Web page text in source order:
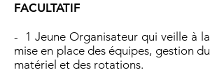
FACULTATIF
- 1 Jeune Organisateur qui veille à la
mise en place des équipes, gestion du
matériel et des rotations.